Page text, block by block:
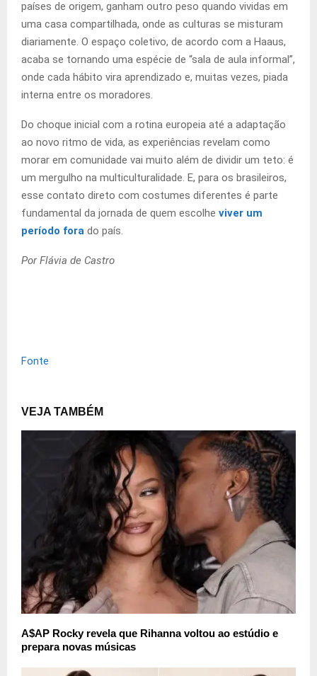
países de origem, ganham outro peso quando vividas em
uma casa compartilhada, onde as culturas se misturam
diariamente. O espaço coletivo, de acordo com a Haaus,
acaba se tornando uma espécie de “sala de aula informal”,
onde cada hábito vira aprendizado e, muitas vezes, piada
interna entre os moradores.
Do choque inicial com a rotina europeia até a adaptação
ao novo ritmo de vida, as experiências revelam como
morar em comunidade vai muito além de dividir um teto: é
um mergulho na multiculturalidade. E, para os brasileiros,
esse contato direto com costumes diferentes é parte
fundamental da jornada de quem escolhe viver um
período fora do país.
Por Flávia de Castro
Fonte
VEJA TAMBÉM
A$AP Rocky revela que Rihanna voltou ao estúdio e
prepara novas músicas